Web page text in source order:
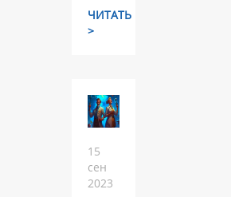
ЧИТАТЬ
>
15
сен
2023